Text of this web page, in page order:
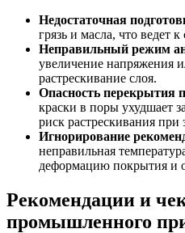
Недостаточная
грязь и масла, что ведет к
Неправильный режим
увеличение напряжения
растрескивание слоя.
Опасность перекрытия
краски в поры ухудшает
риск растрескивания при
Игнорирование
неправильная
деформацию покрытия и
Рекомендации и
промышленного